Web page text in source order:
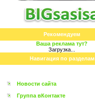
Рекомендуем
Ваша реклама тут?
Загрузка...
Навигация по разделам
Новости сайта
Группа вКонтакте